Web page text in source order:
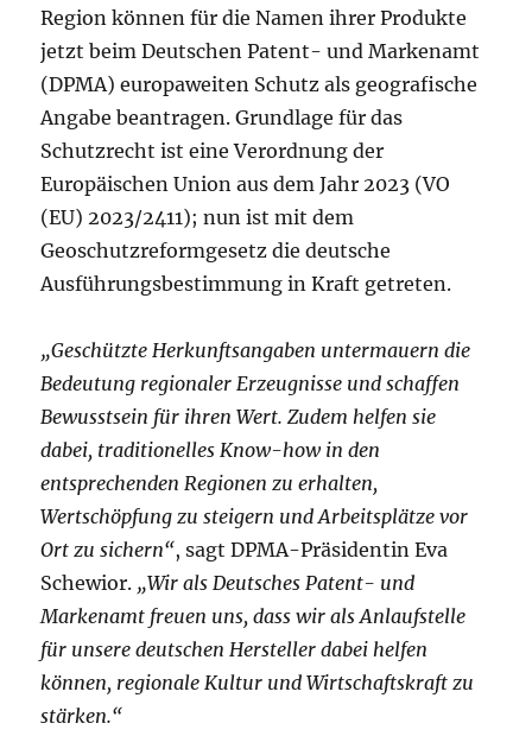
Region können für die Namen ihrer Produkte
jetzt beim Deutschen Patent- und Markenamt
(DPMA) europaweiten Schutz als geografische
Angabe beantragen. Grundlage für das
Schutzrecht ist eine Verordnung der
Europäischen Union aus dem Jahr 2023 (VO
(EU) 2023/2411); nun ist mit dem
Geoschutzreformgesetz die deutsche
Ausführungsbestimmung in Kraft getreten.
„Geschützte Herkunftsangaben untermauern die
Bedeutung regionaler Erzeugnisse und schaffen
Bewusstsein für ihren Wert. Zudem helfen sie
dabei, traditionelles Know-how in den
entsprechenden Regionen zu erhalten,
Wertschöpfung zu steigern und Arbeitsplätze vor
Ort zu sichern“, sagt DPMA-Präsidentin Eva
Schewior. „Wir als Deutsches Patent- und
Markenamt freuen uns, dass wir als Anlaufstelle
für unsere deutschen Hersteller dabei helfen
können, regionale Kultur und Wirtschaftskraft zu
stärken.“